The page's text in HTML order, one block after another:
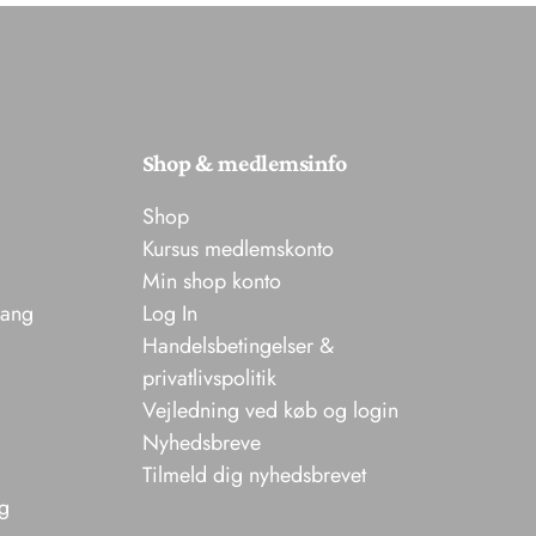
Shop & medlemsinfo
Shop
Kursus medlemskonto
Min shop konto
Log In
Handelsbetingelser &
privatlivspolitik
Vejledning ved køb og login
Nyhedsbreve
Tilmeld dig nyhedsbrevet